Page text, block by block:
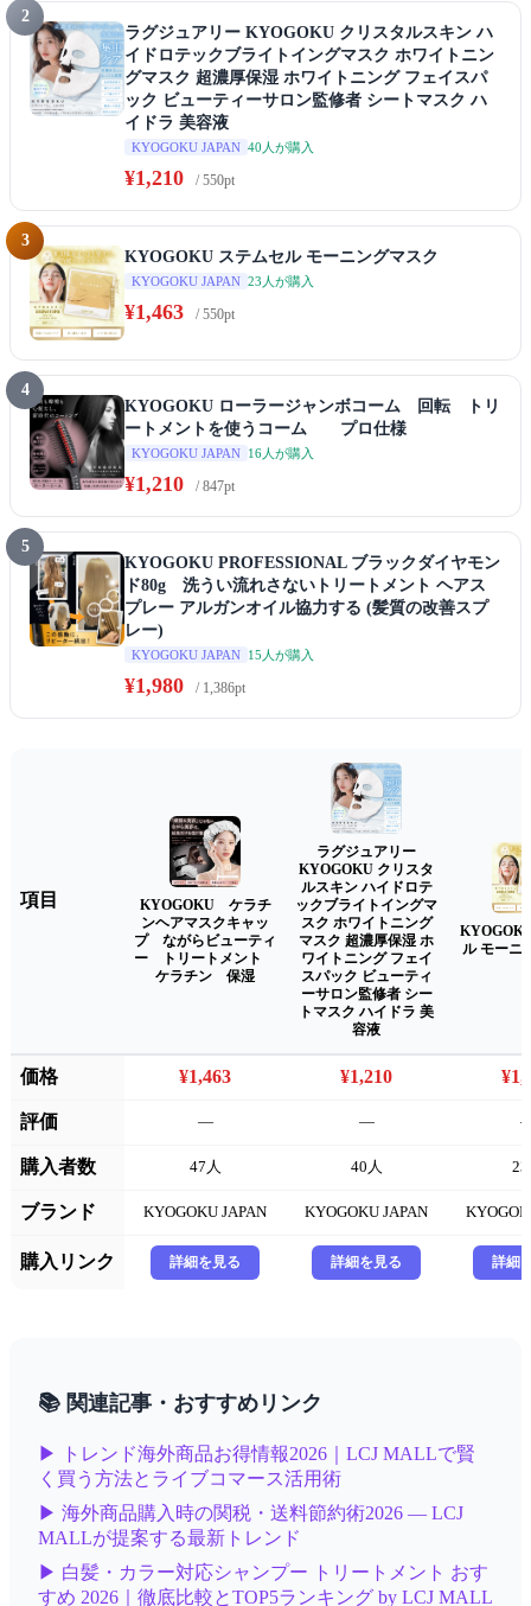
2
ラグジュアリー KYOGOKU クリスタルスキン ハ
イドロテックブライトイングマスク ホワイトニン
グマスク 超濃厚保湿 ホワイトニング フェイスパ
ック ビューティーサロン監修者 シートマスク ハ
イドラ 美容液
KYOGOKU JAPAN 40人が購入
¥1,210 / 550pt
3
KYOGOKU ステムセル モーニングマスク
KYOGOKU JAPAN 23人が購入
¥1,463 / 550pt
4
KYOGOKU ローラージャンボコーム 回転 トリ
ートメントを使うコーム プロ仕様
KYOGOKU JAPAN 16人が購入
¥1,210 / 847pt
5
KYOGOKU PROFESSIONAL ブラックダイヤモン
ド80g 洗うい流れさないトリートメント ヘアス
プレー アルガンオイル協力する (髪質の改善スプ
レー)
KYOGOKU JAPAN 15人が購入
¥1,980 / 1,386pt
項目
KYOGOKU ケラチ
ンヘアマスクキャッ
プ ながらビューティ
ー トリートメント
ケラチン 保湿
ラグジュアリー
KYOGOKU クリスタ
ルスキン ハイドロテ
ックブライトイングマ
スク ホワイトニング
マスク 超濃厚保湿 ホ
ワイトニング フェイ
スパック ビューティ
ーサロン監修者 シー
トマスク ハイドラ 美
容液
ル モーニ
価格 ¥1,463 ¥1,210
評価 — —
購入者数 47人 40人
ブランド KYOGOKU JAPAN KYOGOKU JAPAN
購入リンク 詳細を見る 詳細を見る 詳細
📚 関連記事・おすすめリンク
▶ トレンド海外商品お得情報2026｜LCJ MALLで賢
く買う方法とライブコマース活用術
▶ 海外商品購入時の関税・送料節約術2026 — LCJ
MALLが提案する最新トレンド
▶ 白髪・カラー対応シャンプー トリートメント おす
すめ 2026｜徹底比較とTOP5ランキング by LCJ MALL